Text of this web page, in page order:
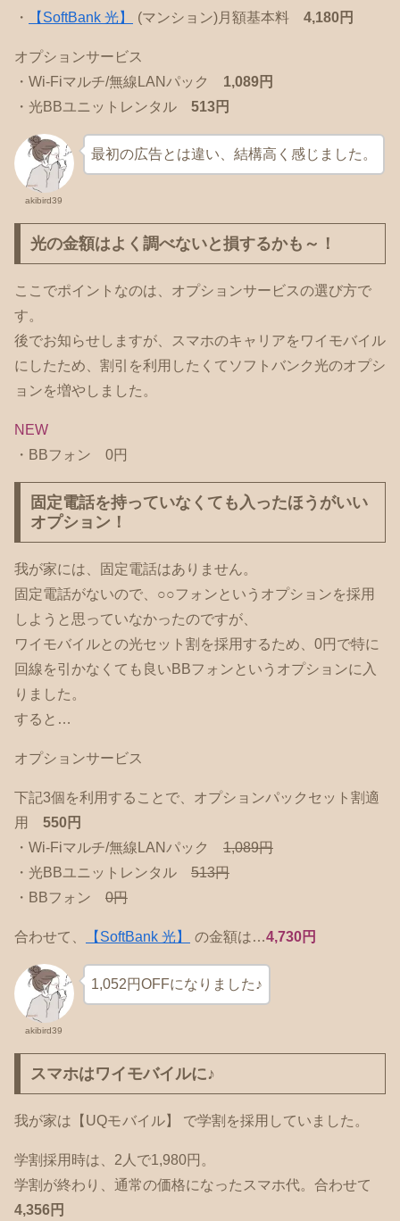
・ 【SoftBank 光】 (マンション)月額基本料 4,180円
オプションサービス
・Wi-Fiマルチ/無線LANパック 1,089円
・光BBユニットレンタル 513円
akibird39
最初の広告とは違い、結構高く感じました。
光の金額はよく調べないと損するかも～！
ここでポイントなのは、オプションサービスの選び方で
す。
後でお知らせしますが、スマホのキャリアをワイモバイル
にしたため、割引を利用したくてソフトバンク光のオプシ
ョンを増やしました。
NEW
・BBフォン 0円
固定電話を持っていなくても入ったほうがいい
オプション！
我が家には、固定電話はありません。
固定電話がないので、○○フォンというオプションを採用
しようと思っていなかったのですが、
ワイモバイルとの光セット割を採用するため、0円で特に
回線を引かなくても良いBBフォンというオプションに入
りました。
すると…
オプションサービス
下記3個を利用することで、オプションパックセット割適
用 550円
・Wi-Fiマルチ/無線LANパック 1,089円
・光BBユニットレンタル 513円
・BBフォン 0円
合わせて、 【SoftBank 光】 の金額は…4,730円
akibird39
1,052円OFFになりました♪
スマホはワイモバイルに♪
我が家は【UQモバイル】 で学割を採用していました。
学割採用時は、2人で1,980円。
学割が終わり、通常の価格になったスマホ代。合わせて
4,356円